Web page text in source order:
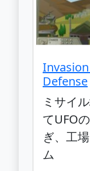
Defense
ミサイ
てUFO
ぎ、工
ム